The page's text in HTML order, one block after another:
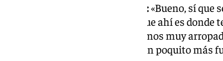
Qué le está faltando al Granada:«Bueno, sí que
victoria fuera de casa. Yo creo que ahí es
todos. En casa, sí que nos sentimos muy
creo que nos falta eso, apretar un poquito más